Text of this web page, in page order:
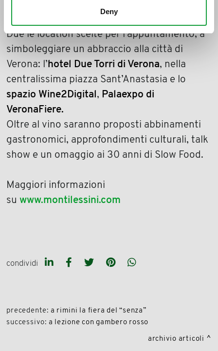
Deny
Due le location scelte per l’appuntamento, a
simboleggiare un abbraccio alla città di
Verona: l’hotel Due Torri di Verona, nella
centralissima piazza Sant’Anastasia e lo
spazio Wine2Digital, Palaexpo di
VeronaFiere.
Oltre al vino saranno proposti abbinamenti
gastronomici, approfondimenti culturali, talk
show e un omaggio ai 30 anni di Slow Food.
Maggiori informazioni
suwww.montilessini.com
condividi
precedente: a rimini la fiera del “senza”
successivo: a lezione con gambero rosso
archivio articoli